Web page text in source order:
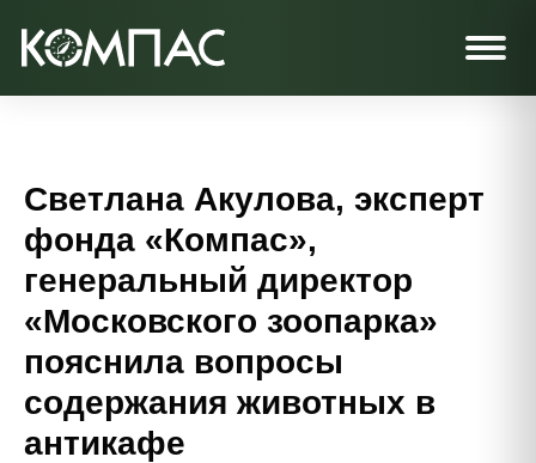
Светлана Акулова, эксперт
фонда «Компас»,
генеральный директор
«Московского зоопарка»
пояснила вопросы
содержания животных в
антикафе